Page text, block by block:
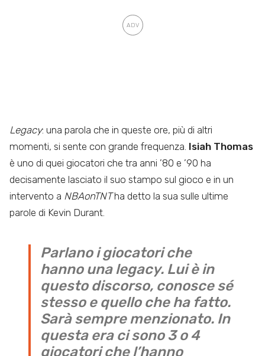
Legacy: una parola che in queste ore, più di altri
momenti, si sente con grande frequenza. Isiah Thomas
è uno di quei giocatori che tra anni ’80 e ’90 ha
decisamente lasciato il suo stampo sul gioco e in un
intervento a NBAonTNTha detto la sua sulle ultime
parole di Kevin Durant.
Parlano i giocatori che
hanno una legacy. Lui è in
questo discorso, conosce sé
stesso e quello che ha fatto.
Sarà sempre menzionato. In
questa era ci sono 3 o 4
giocatori che l’hanno